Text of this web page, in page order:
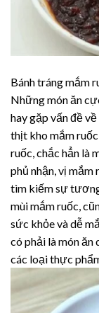
Bánh tráng mắm
Những món ăn
hay gặp vấn đề
thịt kho mắm
ruốc, chắc hẳn là
phủ nhận, vị mắm
tìm kiếm sự
mùi mắm ruốc,
sức khỏe và dễ
có phải là món
các loại thực